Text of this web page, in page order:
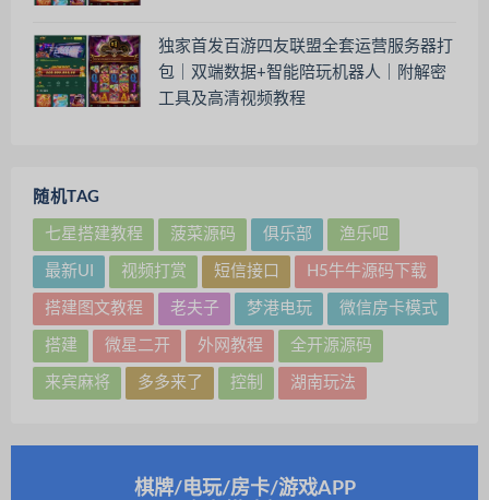
独家首发百游四友联盟全套运营服务器打
包｜双端数据+智能陪玩机器人｜附解密
工具及高清视频教程
随机TAG
七星搭建教程 菠菜源码 俱乐部 渔乐吧
最新UI 视频打赏 短信接口 H5牛牛源码下载
搭建图文教程 老夫子 梦港电玩 微信房卡模式
搭建 微星二开 外网教程 全开源源码
来宾麻将 多多来了 控制 湖南玩法
棋牌/电玩/房卡/游戏APP